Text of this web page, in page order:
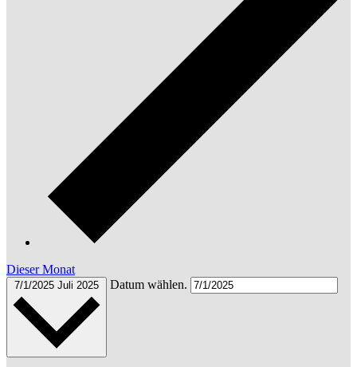
Dieser Monat
7/1/2025 Juli 2025 Datum wählen.